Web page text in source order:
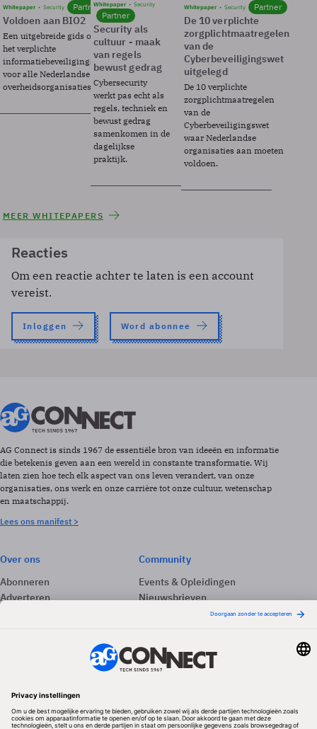
Whitepaper Security Partner
Voldoen aan BIO2
Een uitgebreide gids over BIO2,
het verplichte
informatiebeveiligingsframework
voor alle Nederlandse
overheidsorganisaties.
Whitepaper Security
Partner
Security als
cultuur - maak
van regels
bewust gedrag
Cybersecurity
werkt pas echt als
regels, techniek en
bewust gedrag
samenkomen in de
dagelijkse
praktijk.
Whitepaper Security Partner
De 10 verplichte
zorgplichtmaatregelen
van de
Cyberbeveiligingswet
uitgelegd
De 10 verplichte
zorgplichtmaatregelen
van de
Cyberbeveiligingswet
waar Nederlandse
organisaties aan moeten
voldoen.
MEER WHITEPAPERS
Reacties
Om een reactie achter te laten is een account
vereist.
Inloggen Word abonnee
AG Connect is sinds 1967 de essentiële bron van ideeën en informatie
die betekenis geven aan een wereld in constante transformatie. Wij
laten zien hoe tech elk aspect van ons leven verandert, van onze
organisaties, ons werk en onze carrière tot onze cultuur, wetenschap
en maatschappij.
Lees ons manifest >
Over ons
Abonneren
Adverteren
Community
Events & Opleidingen
Nieuwsbrieven
Volg ons